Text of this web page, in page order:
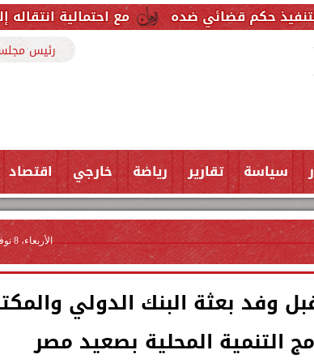
مع احتمالية انتقاله إلى سيلتك.. ضده
رئيس مجلس
سياسة تقارير رياضة خارجي اقتصاد
الأربعاء، 8 نوفمبر 2023
وفد بعثة البنك الدولي
التنمية المحلية بصعيد مصر